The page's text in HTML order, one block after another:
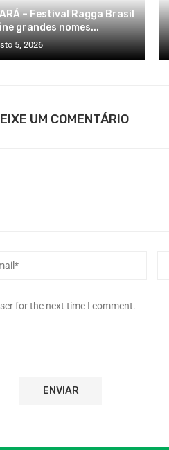
– Festival Ragga Brasil
grandes nomes...
5, 2026
UM COMENTÁRIO
for the next time I comment.